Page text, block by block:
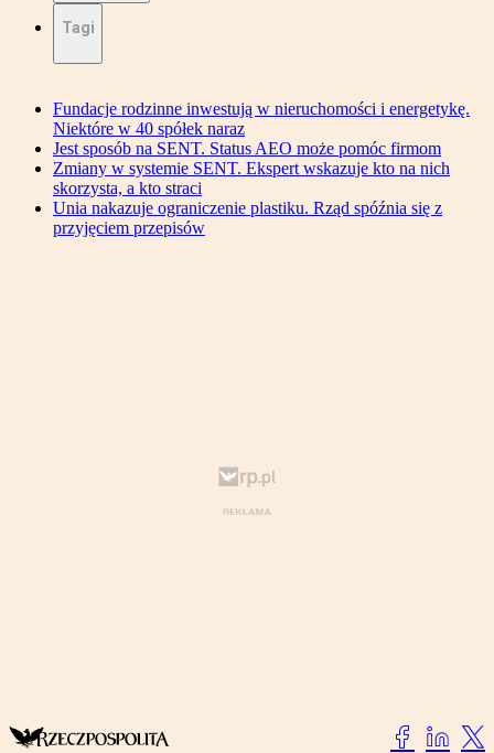
Tagi
Fundacje rodzinne inwestują w nieruchomości i energetykę.
Niektóre w 40 spółek naraz
Jest sposób na SENT. Status AEO może pomóc firmom
Zmiany w systemie SENT. Ekspert wskazuje kto na nich
skorzysta, a kto straci
Unia nakazuje ograniczenie plastiku. Rząd spóźnia się z
przyjęciem przepisów